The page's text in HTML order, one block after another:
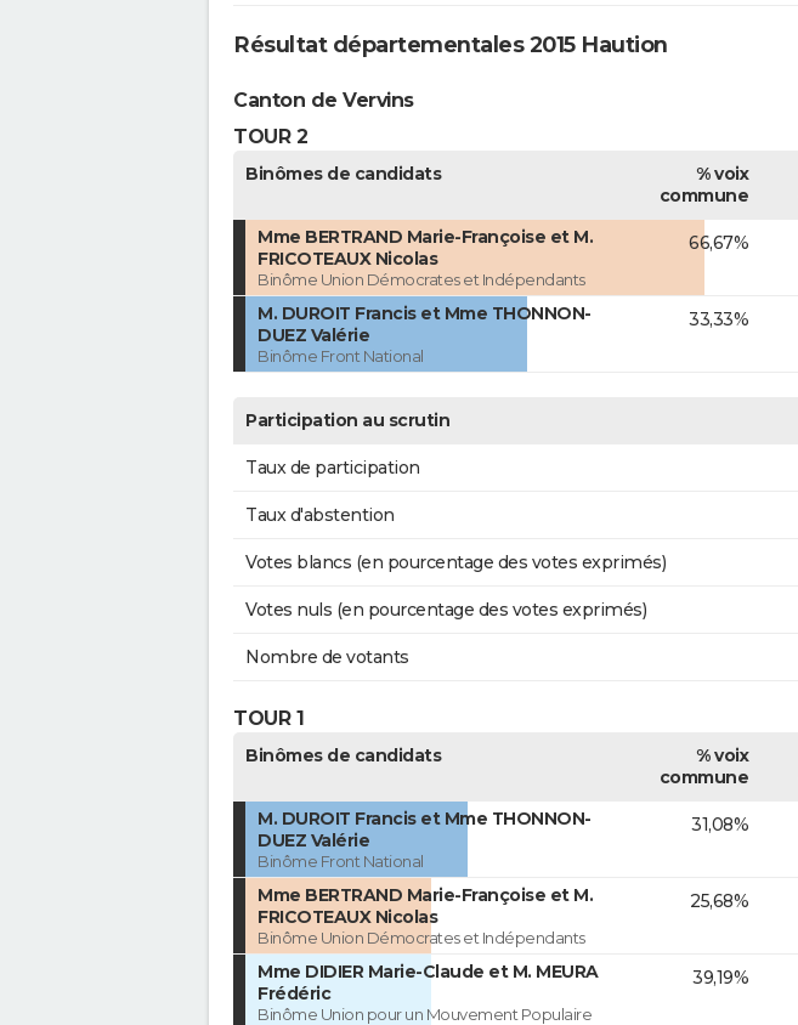
Résultat départementales 2015 Haution
Canton de Vervins
TOUR 2
Binômes de candidats
% voix
commune
Mme BERTRAND Marie-Françoise et M.
FRICOTEAUX Nicolas
Binôme Union Démocrates et Indépendants
66,67%
M. DUROIT Francis et Mme THONNON-
DUEZ Valérie
Binôme Front National
33,33%
Participation au scrutin
Taux de participation
Taux d'abstention
Votes blancs (en pourcentage des votes exprimés)
Votes nuls (en pourcentage des votes exprimés)
Nombre de votants
TOUR 1
Binômes de candidats
% voix
commune
M. DUROIT Francis et Mme THONNON-
DUEZ Valérie
Binôme Front National
31,08%
Mme BERTRAND Marie-Françoise et M.
FRICOTEAUX Nicolas
Binôme Union Démocrates et Indépendants
25,68%
Mme DIDIER Marie-Claude et M. MEURA
Frédéric
Binôme Union pour un Mouvement Populaire
39,19%